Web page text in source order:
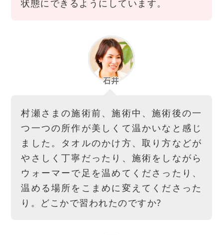
状態にできるようにしています。
村瀬さまの施術前、施術中、施術後の一
つ一つの所作が美しくて温かいなと感じ
ました。タオルのかけ方、取り方などが
やさしく丁寧だったり、施術をしながら
ウォーマーで足を温めてくださったり、
温める場所をこまめに変えてくださった
り。どこかで習われたのですか?